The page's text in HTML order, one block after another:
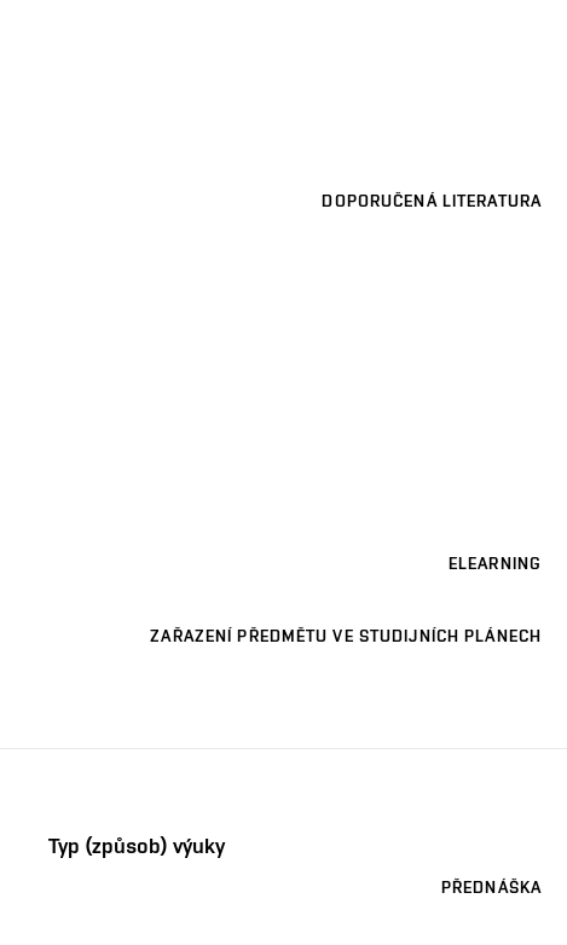
DOPORUČENÁ LITERATURA
ELEARNING
ZAŘAZENÍ PŘEDMĚTU VE STUDIJNÍCH PLÁNECH
Typ (způsob) výuky
PŘEDNÁŠKA